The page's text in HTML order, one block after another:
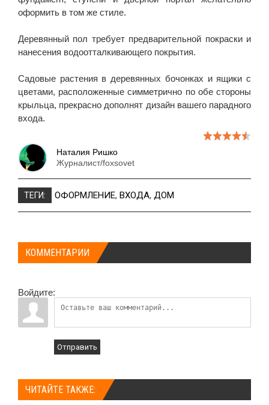
оформить в том же стиле.
Деревянный пол требует предварительной покраски и
нанесения водоотталкивающего покрытия.
Садовые растения в деревянных бочонках и ящики с
цветами, расположенные симметрично по обе стороны
крыльца, прекрасно дополнят дизайн вашего парадного
входа.
Наталия Ришко
Журналист/foxsovet
ТЕГИ: ОФОРМЛЕНИЕ, ВХОДА, ДОМ
КОММЕНТАРИИ
Войдите:
Отправить
ЧИТАЙТЕ ТАКЖЕ: